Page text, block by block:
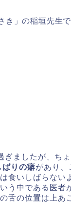
」の稲垣先生で
ぎましたが、ち
ばりの癖があり、
食いしばらない
う中である医者
舌の位置は上あ